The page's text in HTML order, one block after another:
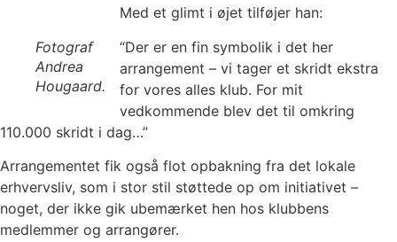
Fotograf
Andrea
Hougaard.
Med et glimt i øjet tilføjer han:
“Der er en fin symbolik i det her
arrangement – vi tager et skridt ekstra
for vores alles klub. For mit
vedkommende blev det til omkring
110.000 skridt i dag…”
Arrangementet fik også flot opbakning fra det lokale
erhvervsliv, som i stor stil støttede op om initiativet –
noget, der ikke gik ubemærket hen hos klubbens
medlemmer og arrangører.